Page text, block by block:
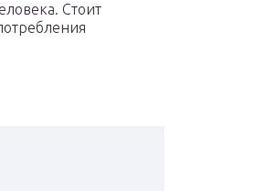
Стоит